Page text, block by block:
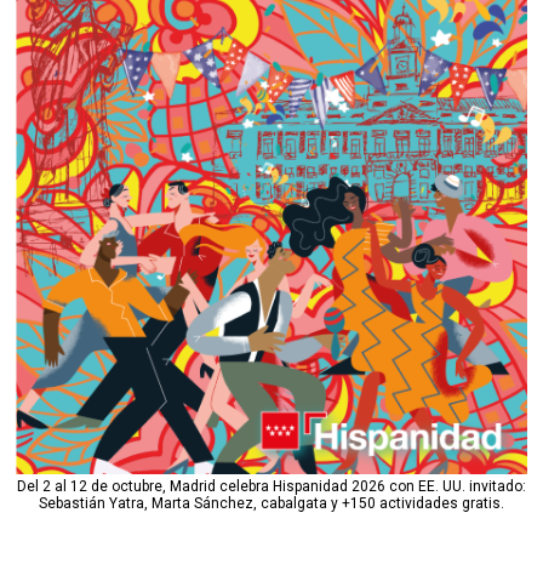
Del 2 al 12 de octubre, Madrid celebra Hispanidad 2026 con EE. UU. invitado:
Sebastián Yatra, Marta Sánchez, cabalgata y +150 actividades gratis.